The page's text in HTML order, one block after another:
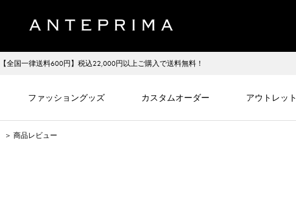
【全国一律送料600円】税込22,000円以上ご購入で送料無料！
ファッショングッズ カスタムオーダー アウトレット
＞ 商品レビュー